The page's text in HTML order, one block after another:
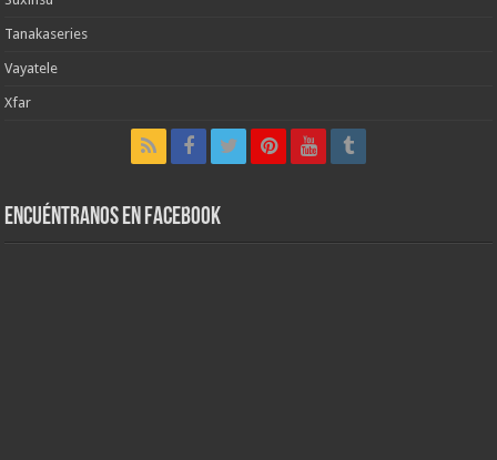
Tanakaseries
Vayatele
Xfar
Encuéntranos en Facebook